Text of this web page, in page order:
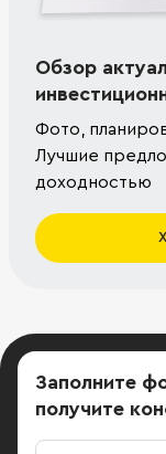
Обзор
Фото,
Лучшие
доходностью
Заполните
получите